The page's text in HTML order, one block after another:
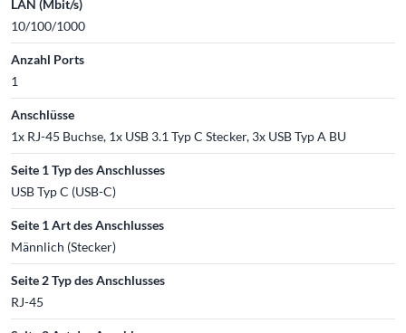
LAN (Mbit/s)
10/100/1000
Anzahl Ports
1
Anschlüsse
1x RJ-45 Buchse, 1x USB 3.1 Typ C Stecker, 3x USB Typ A BU
Seite 1 Typ des Anschlusses
USB Typ C (USB-C)
Seite 1 Art des Anschlusses
Männlich (Stecker)
Seite 2 Typ des Anschlusses
RJ-45